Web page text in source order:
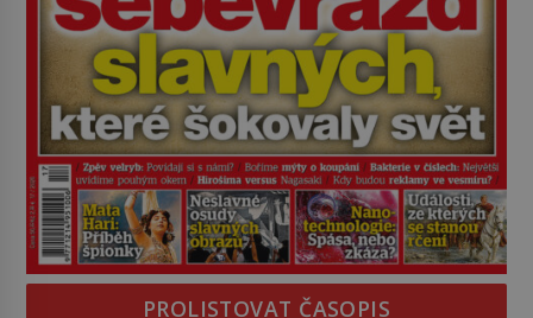
PROLISTOVAT ČASOPIS